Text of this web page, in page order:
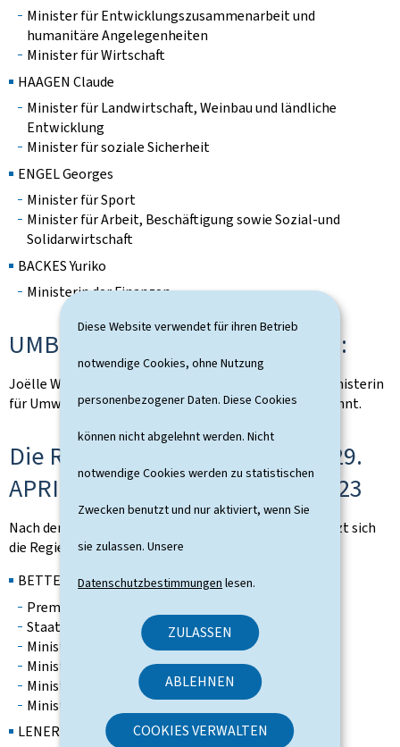
Diese Website verwendet für ihren Betrieb
notwendige Cookies, ohne Nutzung
personenbezogener Daten. Diese Cookies
können nicht abgelehnt werden. Nicht
notwendige Cookies werden zu statistischen
Zwecken benutzt und nur aktiviert, wenn Sie
sie zulassen. Unsere
Datenschutzbestimmungen lesen.
ZULASSEN
ABLEHNEN
COOKIES VERWALTEN
Minister für Entwicklungszusammenarbeit und
humanitäre Angelegenheiten
Minister für Wirtschaft
HAAGEN Claude
Minister für Landwirtschaft, Weinbau und ländliche
Entwicklung
Minister für soziale Sicherheit
ENGEL Georges
Minister für Sport
Minister für Arbeit, Beschäftigung sowie Sozial-und
Solidarwirtschaft
BACKES Yuriko
Ministerin der Finanzen
UMBILDUNG VOM 29. April 2022:
Joëlle Welfring tritt der Regierung bei. Sie wird zur Ministerin
für Umwelt, Klima und Nachhaltige Entwicklung ernannt.
Die Regierungsmitglieder vom 29.
APRIL 2022 bis zum 15. JUNI 2023
Nach der Regierungsumbildung vom 29. April 2022 setzt sich
die Regierung folgendermaßen zusammen.
BETTEL Xavier
Premierminister
Staatsminister
Minister für Kommunikation und Medien
Minister für Kultusangelegenheiten
Minister für Digitalisierung
Minister für Verwaltungsreform
LENERT Paulette